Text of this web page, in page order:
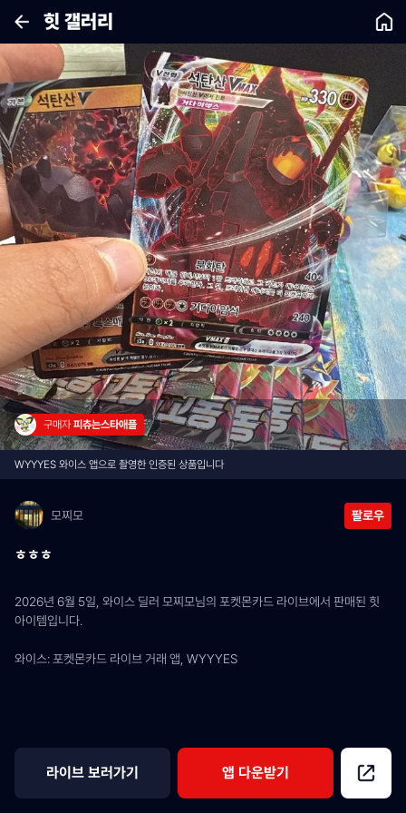
힛 갤러리
구매자 피츄는스타애플
WYYYES 와이스 앱으로 촬영한 인증된 상품입니다
모찌모 팔로우
ㅎㅎㅎ
2026년 6월 5일, 와이스 딜러 모찌모님의 포켓몬카드 라이브에서 판매된 힛
아이템입니다.
와이스: 포켓몬카드 라이브 거래 앱, WYYYES
라이브 보러가기 앱 다운받기